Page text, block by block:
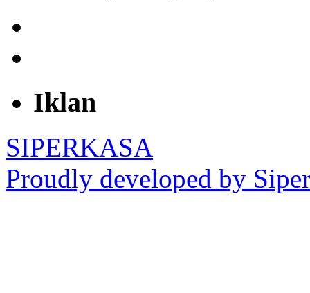
Iklan
SIPERKASA
Proudly developed by